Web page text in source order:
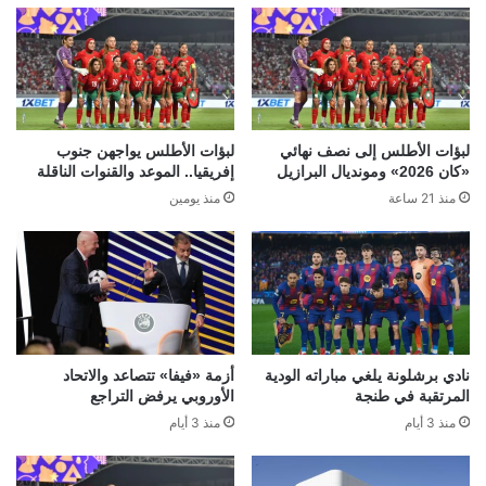
لبؤات الأطلس إلى نصف نهائي
«كان 2026» ومونديال البرازيل
منذ 21 ساعة
لبؤات الأطلس يواجهن جنوب
إفريقيا.. الموعد والقنوات الناقلة
منذ يومين
نادي برشلونة يلغي مباراته الودية
المرتقبة في طنجة
منذ 3 أيام
أزمة «فيفا» تتصاعد والاتحاد
الأوروبي يرفض التراجع
منذ 3 أيام